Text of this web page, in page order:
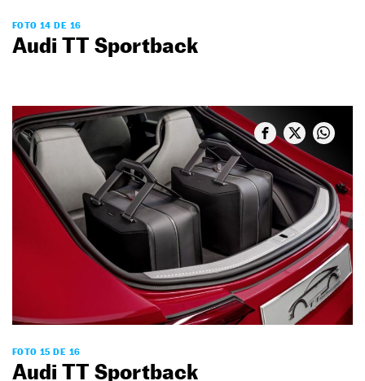
FOTO 14 DE 16
Audi TT Sportback
FOTO 15 DE 16
Audi TT Sportback